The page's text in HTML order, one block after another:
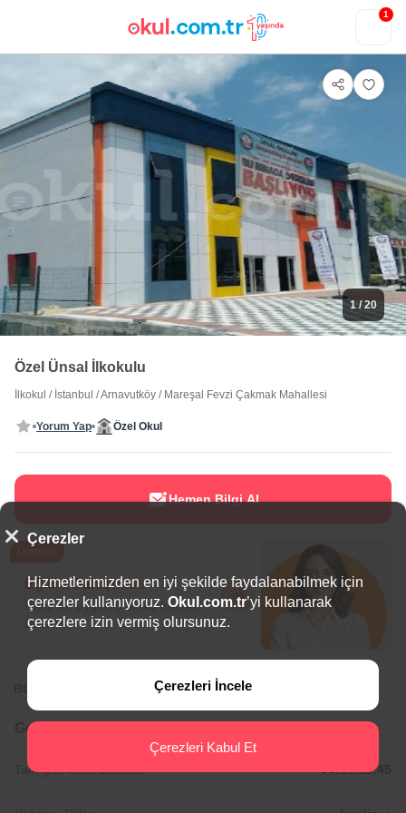
1
1/ 20
Özel Ünsal İlkokulu
İlkokul / İstanbul /Arnavutköy / Mareşal Fevzi Çakmak Mahallesi
Yorum Yap Özel Okul
Hemen Bilgi Al
Eğitim Danışmanı
Sana en uygun5 okuluhemen
bulalım.
BÖLGEDE ÖNE ÇIKAN OKULLAR
Genel Bilgiler
Tam gün Okul Saatleri: 09:15/15:45
Çerezler
Hizmetlerimizden en iyi şekilde faydalanabilmek için
çerezler kullanıyoruz. Okul.com.tr’yi kullanarak
çerezlere izin vermiş olursunuz.
Çerezleri İncele
Çerezleri Kabul Et